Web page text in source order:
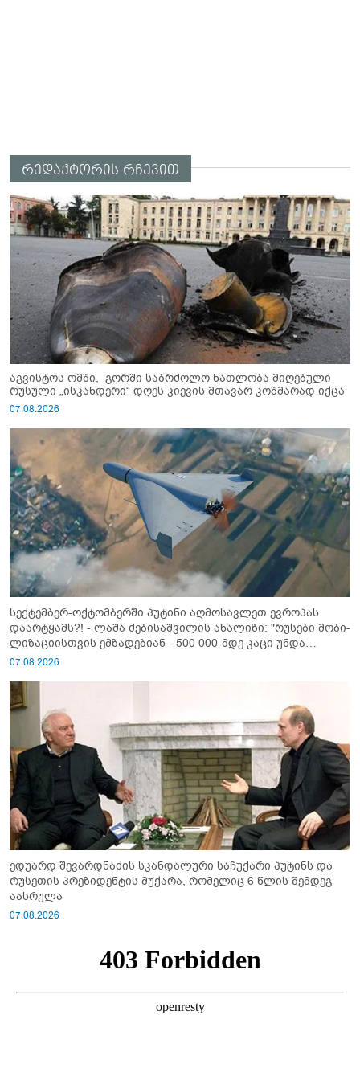
რედაქტორის რჩევით
აგვისტოს ომში, გორში საბრძოლო ნათლობა მიღებული
რუსული „ისკანდერი“ დღეს კიევის მთავარ კოშმარად იქცა
07.08.2026
სექტემბერ-ოქტომბერში პუტინი აღმოსავლეთ ევროპას
დაარტყამს?! - ლაშა ძებისაშვილის ანალიზი: "რუსები მობი­
ლიზაციისთვის ემზადებიან - 500 000-მდე კაცი უნდა
გაიწვიონ ომში"
07.08.2026
ედუარდ შევარდნაძის სკანდალური საჩუქარი პუტინს და
რუსეთის პრეზიდენტის მუქარა, რომელიც 6 წლის შემდეგ
აასრულა
07.08.2026